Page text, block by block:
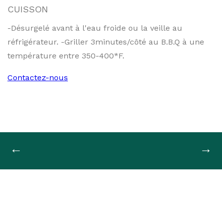
CUISSON
-Désurgelé avant à l'eau froide ou la veille au
réfrigérateur. -Griller 3minutes/côté au B.B.Q à une
température entre 350-400*F.
Contactez-nous
Navigation
→
←